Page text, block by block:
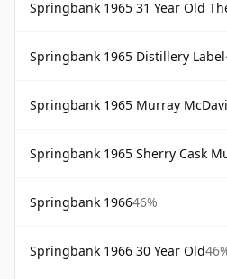
Springbank 1965 31 Year Old
Springbank 1965 Distillery Label
Springbank 1965 Murray
Springbank 1965 Sherry Cask
Springbank 196646%
Springbank 1966 30 Year Old